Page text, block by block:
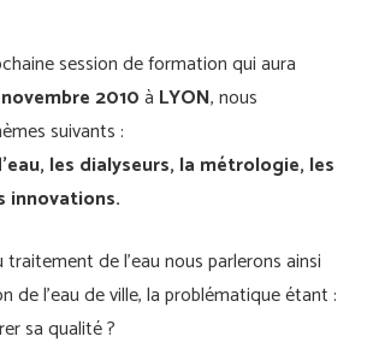
session de formation qui aura
2010à LYON, nous
suivants :
les dialyseurs, la métrologie, les
innovations.
de l’eau nous parlerons ainsi
de l’eau de ville, la problématique étant :
sa qualité ?